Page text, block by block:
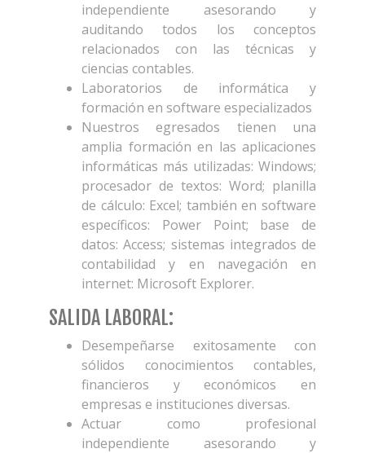
independiente asesorando y
auditando todos los conceptos
relacionados con las técnicas y
ciencias contables.
Laboratorios de informática y
formación en software especializados
Nuestros egresados tienen una
amplia formación en las aplicaciones
informáticas más utilizadas: Windows;
procesador de textos: Word; planilla
de cálculo: Excel; también en software
específicos: Power Point; base de
datos: Access; sistemas integrados de
contabilidad y en navegación en
internet: Microsoft Explorer.
SALIDA LABORAL:
Desempeñarse exitosamente con
sólidos conocimientos contables,
financieros y económicos en
empresas e instituciones diversas.
Actuar como profesional
independiente asesorando y